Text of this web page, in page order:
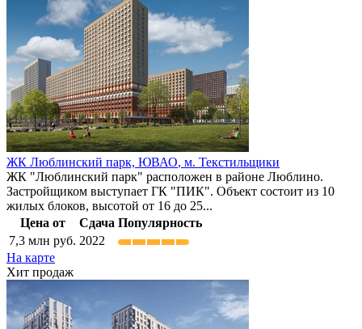
ЖК Люблинский парк, ЮВАО, м. Текстильщики
ЖК "Люблинский парк" расположен в районе Люблино.
Застройщиком выступает ГК "ПИК". Объект состоит из 10
жилых блоков, высотой от 16 до 25...
Цена от
Сдача Популярность
7,3 млн руб. 2022
На карте
Хит продаж